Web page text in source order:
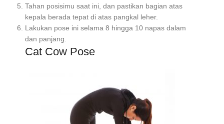
Tahan posisimu saat ini, dan pastikan bagian atas
kepala berada tepat di atas pangkal leher.
Lakukan pose ini selama 8 hingga 10 napas dalam
dan panjang.
Cat Cow Pose